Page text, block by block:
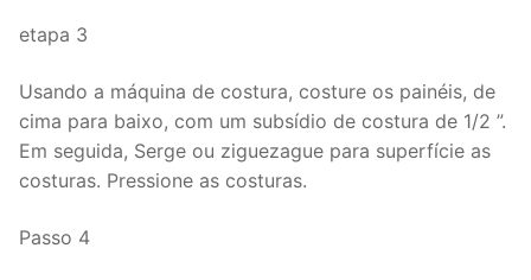
etapa 3
Usando a máquina de costura, costure os painéis, de
cima para baixo, com um subsídio de costura de 1/2 ”.
Em seguida, Serge ou ziguezague para superfície as
costuras. Pressione as costuras.
Passo 4